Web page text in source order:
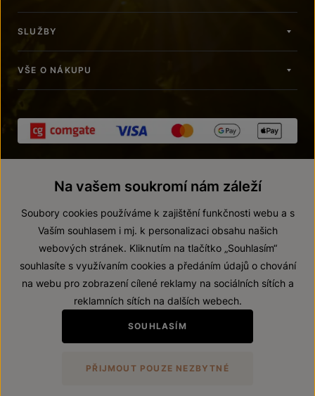
SLUŽBY
VŠE O NÁKUPU
© 2026 ZNOVÍN ZNOJMO, a. s.
Prohlášení o přístupnosti
Zákaz prodeje alkoholických nápojů osobám mladším 18 let.
VytvořilwebProgress
Na vašem soukromí nám záleží
Soubory cookies používáme k zajištění funkčnosti webu a s
Vaším souhlasem i mj. k personalizaci obsahu našich
webových stránek. Kliknutím na tlačítko „Souhlasím“
souhlasíte s využívaním cookies a předáním údajů o chování
na webu pro zobrazení cílené reklamy na sociálních sítích a
reklamních sítích na dalších webech.
SOUHLASÍM
PŘIJMOUT POUZE NEZBYTNÉ